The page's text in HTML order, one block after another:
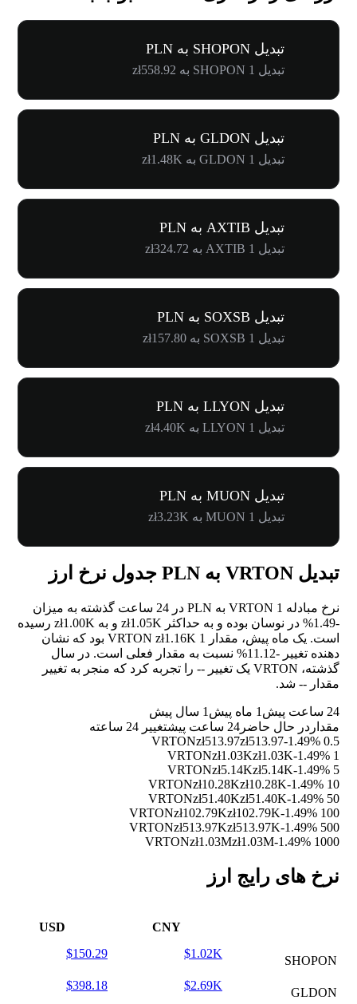
تبدیل SHOPON به PLN
تبدیل 1 SHOPON به zł558.92
تبدیل GLDON به PLN
تبدیل 1 GLDON به zł1.48K
تبدیل AXTIB به PLN
تبدیل 1 AXTIB به zł324.72
تبدیل SOXSB به PLN
تبدیل 1 SOXSB به zł157.80
تبدیل LLYON به PLN
تبدیل 1 LLYON به zł4.40K
تبدیل MUON به PLN
تبدیل 1 MUON به zł3.23K
تبدیل VRTON به PLN جدول نرخ ارز
نرخ مبادله 1 VRTON به PLN در 24 ساعت گذشته به میزان
-1.49%
در نوسان بوده و به حداکثر zł1.05K و به zł1.00K رسیده
است. یک ماه پیش، مقدار 1 VRTON zł1.16K بود که نشان
دهنده تغییر -11.12%
نسبت به مقدار فعلی است. در سال
گذشته، VRTON یک تغییر
-- را تجربه کرد که منجر به تغییر
مقدار -- شد.
24 ساعت پیش 1 ماه پیش
1 سال پیش
مقدار در حال حاضر 24 ساعت پیش
تغییر 24 ساعته
0.5 VRTON
zł513.97zł513.97-1.49%
1 VRTON
zł1.03Kzł1.03K-1.49%
5 VRTON
zł5.14Kzł5.14K-1.49%
10 VRTON
zł10.28Kzł10.28K-1.49%
50 VRTON
zł51.40Kzł51.40K-1.49%
100 VRTON
zł102.79Kzł102.79K-1.49%
500 VRTON
zł513.97Kzł513.97K-1.49%
1000 VRTON
zł1.03Mzł1.03M-1.49%
نرخ های رایج ارز
CNY
USD
SHOPON
$1.02K
$150.29
GLDON
$2.69K
$398.18